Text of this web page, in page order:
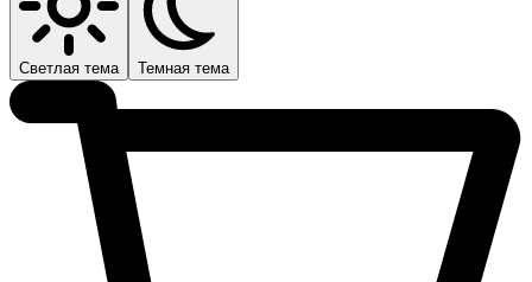
Светлая тема Темная тема